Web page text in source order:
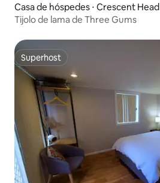
Casa de hóspedes ⋅ Crescent Head
Tijolo de lama de Three Gums
Superhost
Superhost